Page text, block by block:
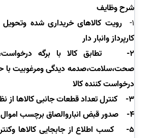
شرح وظایف
1-
رویت کالاهای خریداری شده
کارپرداز وانبار دار
2-
تطابق کالا با برگه
صحت،سلامت،صدمه دیدگی ومرغوبیت با
درخواست کننده کالا
3-
کنترل تعداد قطعات جانبی کالاها از
4-
صدور قبض انباروالصاق برچسب اموال
5-
کسب اطلاع از جابجایی کالاها